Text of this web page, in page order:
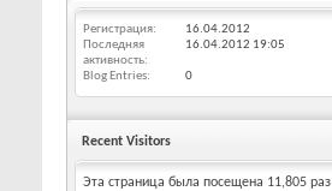
Регистрация
16.04.2012
Последняя
активность
16.04.2012 19:05
Blog Entries 0
Recent Visitors
Эта страница была посещена 11,805 раз